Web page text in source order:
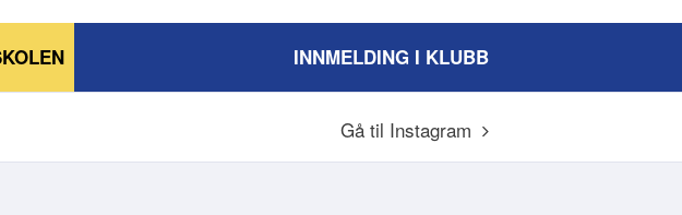
INNMELDING I KLUBB
Gå til Instagram